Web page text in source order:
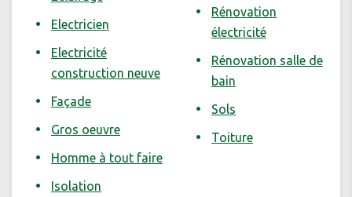
Electricien
Electricité
construction neuve
Façade
Gros oeuvre
Homme à tout faire
Isolation
Rénovation
électricité
Rénovation salle de
bain
Sols
Toiture